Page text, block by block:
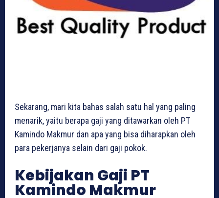
Sekarang, mari kita bahas salah satu hal yang paling
menarik, yaitu berapa gaji yang ditawarkan oleh PT
Kamindo Makmur dan apa yang bisa diharapkan oleh
para pekerjanya selain dari gaji pokok.
Kebijakan Gaji PT
Kamindo Makmur